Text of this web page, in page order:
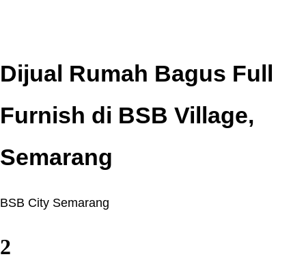
Dijual Rumah Bagus Full
Furnish di BSB Village,
Semarang
BSB City Semarang
2